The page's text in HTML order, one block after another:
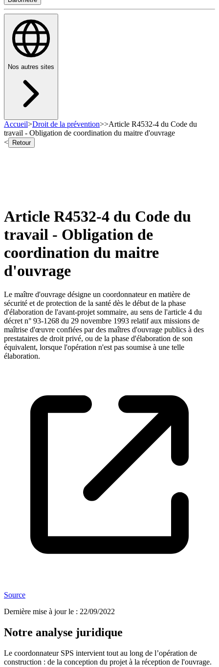
Nos autres sites
Accueil>Droit de la prévention>>Article R4532-4 du Code du
travail - Obligation de coordination du maitre d'ouvrage
<
Retour
Article R4532-4 du Code du
travail - Obligation de
coordination du maitre
d'ouvrage
Le maître d'ouvrage désigne un coordonnateur en matière de
sécurité et de protection de la santé dès le début de la phase
d'élaboration de l'avant-projet sommaire, au sens de l'article 4 du
décret n° 93-1268 du 29 novembre 1993 relatif aux missions de
maîtrise d'œuvre confiées par des maîtres d'ouvrage publics à des
prestataires de droit privé, ou de la phase d'élaboration de son
équivalent, lorsque l'opération n'est pas soumise à une telle
élaboration.
Source
Dernière mise à jour le : 22/09/2022
Notre analyse juridique
Le coordonnateur SPS intervient tout au long de l’opération de
construction : de la conception du projet à la réception de l'ouvrage.